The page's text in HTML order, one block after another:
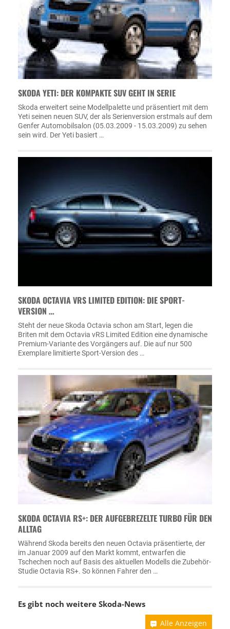
SKODA YETI: DER KOMPAKTE SUV GEHT IN SERIE
Skoda erweitert seine Modellpalette und präsentiert mit dem
Yeti seinen neuen SUV, der als Serienversion erstmals auf dem
Genfer Automobilsalon (05.03.2009 - 15.03.2009) zu sehen
sein wird. Der Yeti basiert …
SKODA OCTAVIA VRS LIMITED EDITION: DIE SPORT-
VERSION …
Steht der neue Skoda Octavia schon am Start, legen die
Briten mit dem Octavia vRS Limited Edition eine dynamische
Premium-Variante des Vorgängers auf. Die auf nur 500
Exemplare limitierte Sport-Version des …
SKODA OCTAVIA RS+: DER AUFGEBREZELTE TURBO FÜR DEN
ALLTAG
Während Skoda bereits den neuen Octavia präsentierte, der
im Januar 2009 auf den Markt kommt, entwarfen die
Tschechen noch auf Basis des aktuellen Modells die Zubehör-
Studie Octavia RS+. So können Fahrer den …
Es gibt noch weitere Skoda-News
Alle Anzeigen